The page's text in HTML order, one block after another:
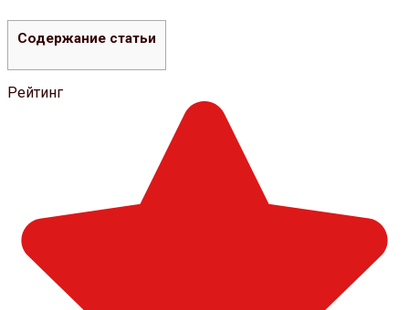
Содержание статьи
Рейтинг